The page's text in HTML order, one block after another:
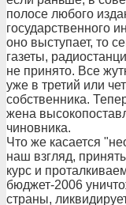
полосе любого
государственного
оно выступает, то
газеты,
не принято. Все
уже в третий или
собственника.
жена
чиновника.
Что же касается
наш взгляд,
курс и
бюджет-2006
страны,